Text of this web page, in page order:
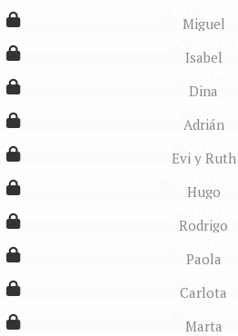
Miguel
Isabel
Dina
Adrián
Evi y Ruth
Hugo
Rodrigo
Paola
Carlota
Marta